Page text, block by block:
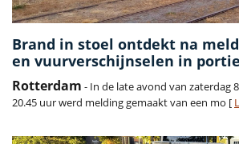
Brand in stoel ontdekt na
en vuurverschijnselen in
Rotterdam - In de late avond van zaterdag
20.45 uur werd melding gemaakt van een mo [